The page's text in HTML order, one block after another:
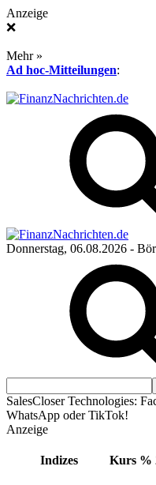
Anzeige
❌
Mehr »
Ad hoc-Mitteilungen:
Donnerstag, 06.08.2026 -
SalesCloser Technologies:
WhatsApp oder TikTok!
Anzeige
Indizes Kurs %